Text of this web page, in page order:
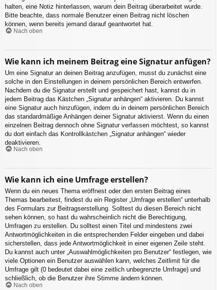
halten, eine Notiz hinterlassen, warum dein Beitrag überarbeitet wurde.
Bitte beachte, dass normale Benutzer einen Beitrag nicht löschen
können, wenn bereits jemand darauf geantwortet hat.
Nach oben
Wie kann ich meinem Beitrag eine Signatur anfügen?
Um eine Signatur an deinen Beitrag anzufügen, musst du zunächst eine
solche in den Einstellungen in deinem persönlichen Bereich entwerfen.
Nachdem du die Signatur erstellt und gespeichert hast, kannst du in
jedem Beitrag das Kästchen „Signatur anhängen“ aktivieren. Du kannst
eine Signatur auch hinzufügen, indem du in deinem persönlichen Bereich
das standardmäßige Anhängen deiner Signatur aktivierst. Wenn du einen
einzelnen Beitrag dennoch ohne Signatur verfassen möchtest, so kannst
du dort einfach das Kontrollkästchen „Signatur anhängen“ wieder
deaktivieren.
Nach oben
Wie kann ich eine Umfrage erstellen?
Wenn du ein neues Thema eröffnest oder den ersten Beitrag eines
Themas bearbeitest, findest du ein Register „Umfrage erstellen“ unterhalb
des Formulars zur Beitragserstellung. Solltest du diesen Bereich nicht
sehen können, so hast du wahrscheinlich nicht die Berechtigung,
Umfragen zu erstellen. Du solltest einen Titel und mindestens zwei
Antwortmöglichkeiten in die entsprechenden Felder eingeben und dabei
sicherstellen, dass jede Antwortmöglichkeit in einer eigenen Zeile steht.
Du kannst auch unter „Auswahlmöglichkeiten pro Benutzer“ festlegen, wie
viele Optionen ein Benutzer auswählen kann, welches Zeitlimit für die
Umfrage gilt (0 bedeutet dabei eine zeitlich unbegrenzte Umfrage) und
schließlich, ob die Benutzer ihre Stimme ändern können.
Nach oben